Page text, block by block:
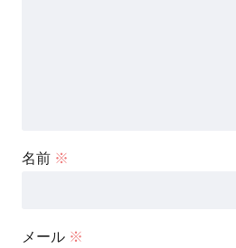
名前 ※
メール ※